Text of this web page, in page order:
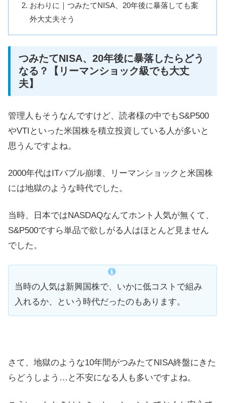
おわりに｜つみたてNISA、20年後に暴落しても案
外大丈夫そう
つみたてNISA、20年後に暴落したらどう
なる？【リーマンショック級でも大丈
夫】
管理人もそうなんですけど、読者様の中でもS&P500
やVTIといった米国株を積立投資している人が多いと
思うんですよね。
2000年代はITバブル崩壊、リーマンショックと米国株
には地獄のような時代でした。
当時、日本ではNASDAQなんてホント人気が無くて、
S&P500ですら単品で欲しがる人はほとんど見ません
でした。
当時の人気は新興国株で、いかに低コストで組み
入れるか、という時代だったのもあります。
さて、地獄のような10年間がつみたてNISA終盤にきた
らどうしよう…と不安になる人も多いですよね。